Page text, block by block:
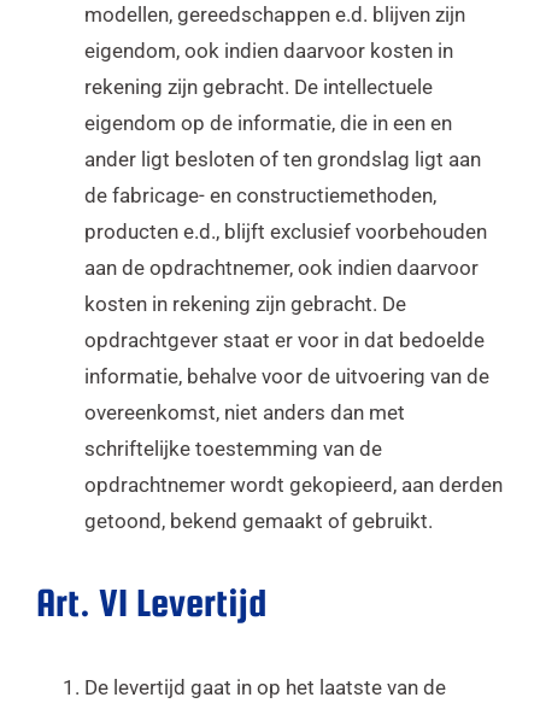
modellen, gereedschappen e.d. blijven zijn
eigendom, ook indien daarvoor kosten in
rekening zijn gebracht. De intellectuele
eigendom op de informatie, die in een en
ander ligt besloten of ten grondslag ligt aan
de fabricage- en constructiemethoden,
producten e.d., blijft exclusief voorbehouden
aan de opdrachtnemer, ook indien daarvoor
kosten in rekening zijn gebracht. De
opdrachtgever staat er voor in dat bedoelde
informatie, behalve voor de uitvoering van de
overeenkomst, niet anders dan met
schriftelijke toestemming van de
opdrachtnemer wordt gekopieerd, aan derden
getoond, bekend gemaakt of gebruikt.
Art. VI Levertijd
De levertijd gaat in op het laatste van de